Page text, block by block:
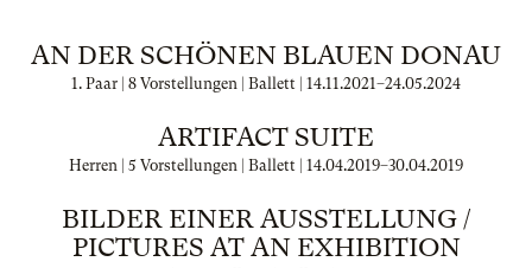
AN DER SCHÖNEN BLAUEN DONAU
1. Paar | 8 Vorstellungen | Ballett | 14.11.2021–24.05.2024
ARTIFACT SUITE
Herren | 5 Vorstellungen | Ballett | 14.04.2019–30.04.2019
BILDER EINER AUSSTELLUNG /
PICTURES AT AN EXHIBITION